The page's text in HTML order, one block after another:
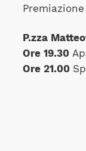
P.zza
Ore 19.30
Ore 21.00